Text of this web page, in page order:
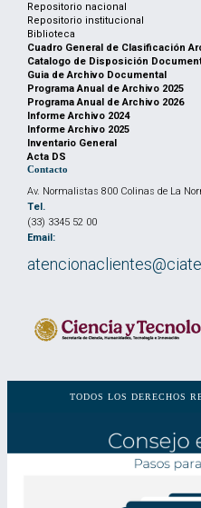
Repositorio nacional
Repositorio institucional
Biblioteca
Cuadro General de Clasificación
Catalogo de Disposición
Guia de Archivo Documental
Programa Anual de Archivo 2025
Programa Anual de Archivo 2026
Informe Archivo 2024
Informe Archivo 2025
Inventario General
Acta DS
Contacto
Av. Normalistas 800 Colinas de La
Tel.
(33) 3345 52 00
Email:
TODOS LOS DERECHOS